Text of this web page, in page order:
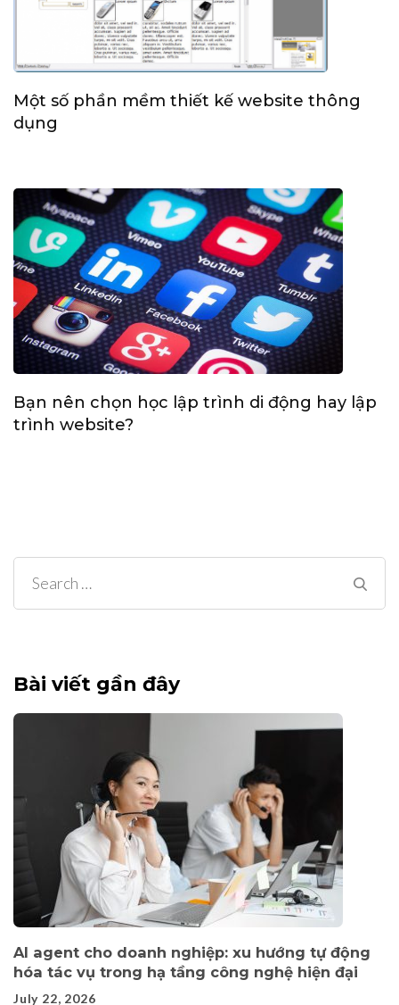
Một số phần mềm thiết kế website thông
dụng
Bạn nên chọn học lập trình di động hay lập
trình website?
Search
for:
Bài viết gần đây
AI agent cho doanh nghiệp: xu hướng tự động
hóa tác vụ trong hạ tầng công nghệ hiện đại
July 22, 2026